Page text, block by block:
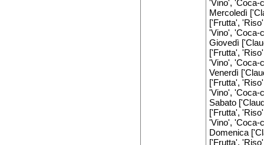
'Vino', 'Coca-
Mercoledì
['Frutta',
'Vino', 'Coca-
Giovedì
['Frutta',
'Vino', 'Coca-
Venerdì
['Frutta',
'Vino', 'Coca-
Sabato
['Frutta',
'Vino', 'Coca-
Domenica
['Frutta',